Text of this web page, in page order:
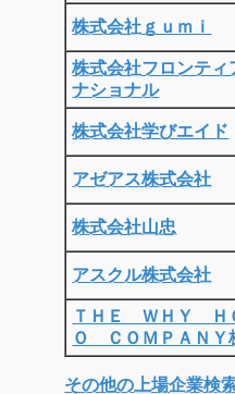
株式会社ｇｕｍｉ
株式会社フロンティ
ナショナル
株式会社学びエイド
アゼアス株式会社
株式会社山忠
アスクル株式会社
ＴＨＥ ＷＨＹ Ｈ
Ｏ ＣＯＭＰＡＮＹ
その他の上場企業検